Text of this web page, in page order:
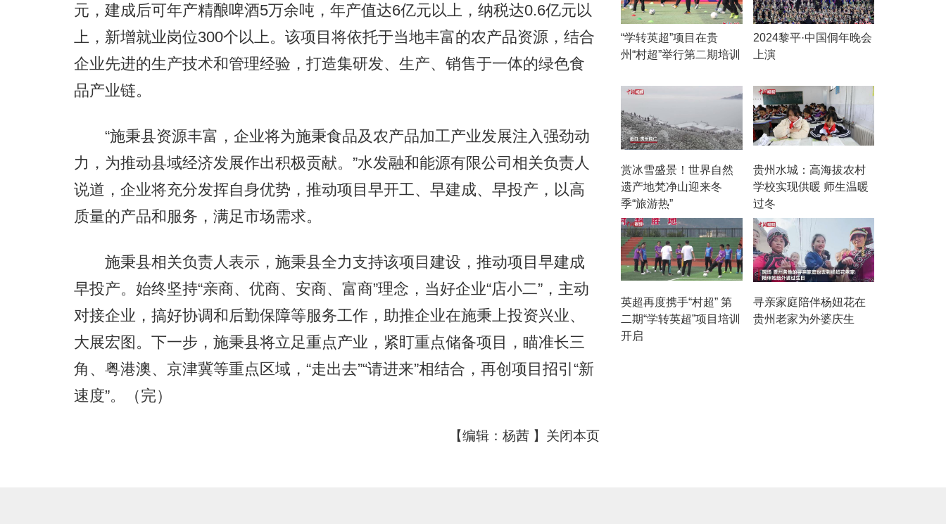
元，建成后可年产精酿啤酒5万余吨，年产值达6亿元以上，纳税达0.6亿元以
上，新增就业岗位300个以上。该项目将依托于当地丰富的农产品资源，结合
企业先进的生产技术和管理经验，打造集研发、生产、销售于一体的绿色食
品产业链。
“施秉县资源丰富，企业将为施秉食品及农产品加工产业发展注入强劲动
力，为推动县域经济发展作出积极贡献。”水发融和能源有限公司相关负责人
说道，企业将充分发挥自身优势，推动项目早开工、早建成、早投产，以高
质量的产品和服务，满足市场需求。
施秉县相关负责人表示，施秉县全力支持该项目建设，推动项目早建成
早投产。始终坚持“亲商、优商、安商、富商”理念，当好企业“店小二”，主动
对接企业，搞好协调和后勤保障等服务工作，助推企业在施秉上投资兴业、
大展宏图。下一步，施秉县将立足重点产业，紧盯重点储备项目，瞄准长三
角、粤港澳、京津冀等重点区域，“走出去”“请进来”相结合，再创项目招引“新
速度”。（完）
【编辑：杨茜 】 关闭本页
“学转英超”项目在贵
州“村超”举行第二期培训
2024黎平·中国侗年晚会
上演
赏冰雪盛景！世界自然
遗产地梵净山迎来冬
季“旅游热”
贵州水城：高海拔农村
学校实现供暖 师生温暖
过冬
英超再度携手“村超” 第
二期“学转英超”项目培训
开启
寻亲家庭陪伴杨妞花在
贵州老家为外婆庆生